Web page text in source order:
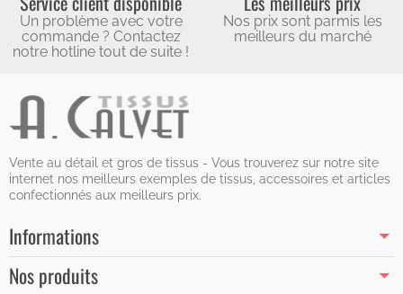
Un problème avec votre
commande ? Contactez
notre hotline tout de suite !
Nos prix sont parmis les
meilleurs du marché
Vente au détail et gros de tissus - Vous trouverez sur notre site
internet nos meilleurs exemples de tissus, accessoires et articles
confectionnés aux meilleurs prix.
Informations
Nos produits